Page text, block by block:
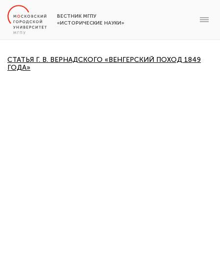
ВЕСТНИК МГПУ
«ИСТОРИЧЕСКИЕ НАУКИ»
СТАТЬЯ Г. В. ВЕРНАДСКОГО «ВЕНГЕРСКИЙ ПОХОД 1849
ГОДА»